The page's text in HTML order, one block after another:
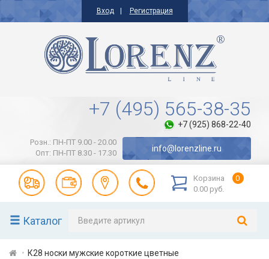
Вход Регистрация
+7 (495) 565-38-35
+7 (925) 868-22-40
Розн.: ПН-ПТ 9.00 - 20.00
Опт: ПН-ПТ 8.30 - 17.30
info@lorenzline.ru
Корзина
0
0.00 руб.
Каталог
К28 носки мужские короткие цветные